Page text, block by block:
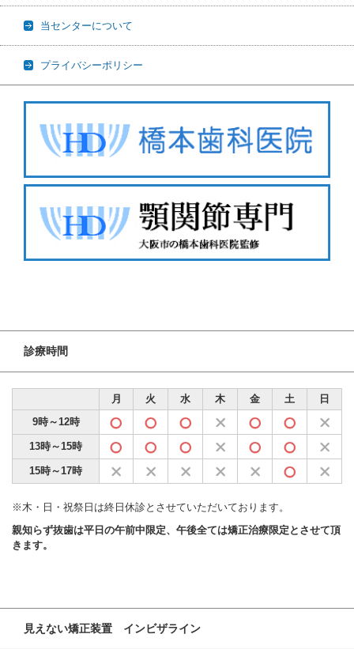
当センターについて
プライバシーポリシー
診療時間
月 火 水 木 金 土
日
9時～12時
13時～15時
15時～17時
※木・日・祝祭日は終日休診とさせていただいております。
親知らず抜歯は平日の午前中限定、午後全ては矯正治療限定とさせて頂
きます。
見えない矯正装置 インビザライン